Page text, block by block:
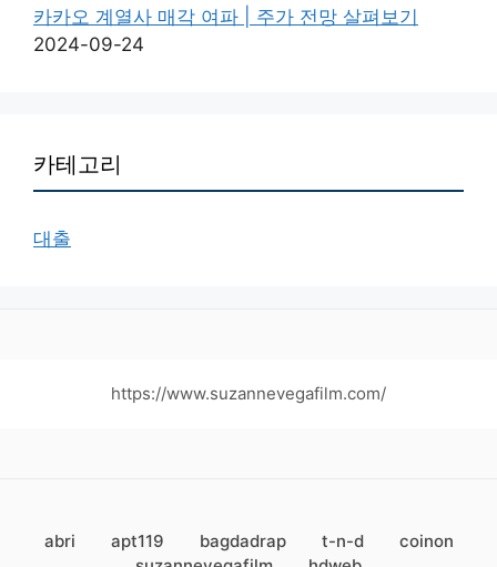
카카오 계열사 매각 여파 | 주가 전망 살펴보기
2024-09-24
카테고리
대출
https://www.suzannevegafilm.com/
abri apt119 bagdadrap t-n-d
coinon